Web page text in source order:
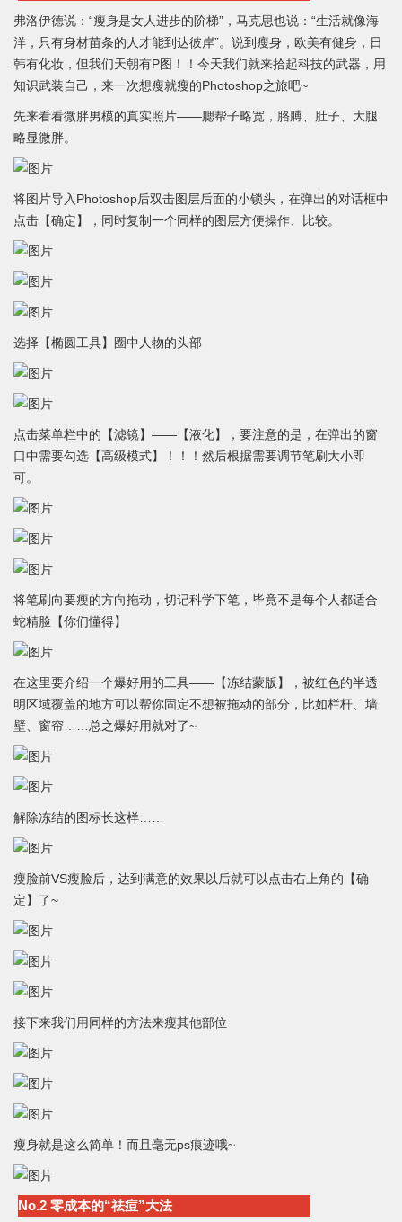
弗洛伊德说：“瘦身是女人进步的阶梯”，马克思也说：“生活就像海
洋，只有身材苗条的人才能到达彼岸”。说到瘦身，欧美有健身，日
韩有化妆，但我们天朝有P图！！今天我们就来拾起科技的武器，用
知识武装自己，来一次想瘦就瘦的Photoshop之旅吧~
先来看看微胖男模的真实照片——腮帮子略宽，胳膊、肚子、大腿
略显微胖。
将图片导入Photoshop后双击图层后面的小锁头，在弹出的对话框中
点击【确定】，同时复制一个同样的图层方便操作、比较。
选择【椭圆工具】圈中人物的头部
点击菜单栏中的【滤镜】——【液化】，要注意的是，在弹出的窗
口中需要勾选【高级模式】！！！然后根据需要调节笔刷大小即
可。
将笔刷向要瘦的方向拖动，切记科学下笔，毕竟不是每个人都适合
蛇精脸【你们懂得】
在这里要介绍一个爆好用的工具——【冻结蒙版】，被红色的半透
明区域覆盖的地方可以帮你固定不想被拖动的部分，比如栏杆、墙
壁、窗帘……总之爆好用就对了~
解除冻结的图标长这样……
瘦脸前VS瘦脸后，达到满意的效果以后就可以点击右上角的【确
定】了~
接下来我们用同样的方法来瘦其他部位
瘦身就是这么简单！而且毫无ps痕迹哦~
No.2 零成本的“祛痘”大法